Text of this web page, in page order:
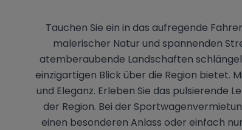
Tauchen Sie ein in das aufregende
malerischer Natur und spannenden
atemberaubende Landschaften
einzigartigen Blick über die Region bietet.
und Eleganz. Erleben Sie das pulsierende
der Region. Bei der
einen besonderen Anlass oder einfach